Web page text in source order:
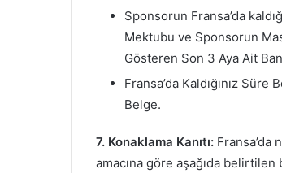
Sponsorun Fransa’da
Mektubu ve Sponsorun
Gösteren Son 3 Aya Ait
Fransa’da Kaldığınız
Belge.
7. Konaklama Kanıtı: Fransa’da
amacına göre aşağıda